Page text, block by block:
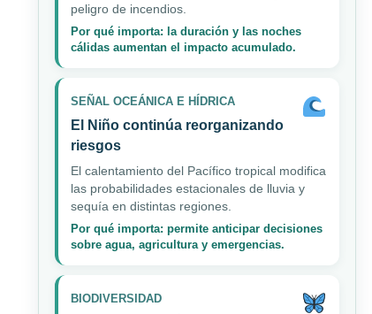
peligro de incendios.
Por qué importa: la duración y las noches
cálidas aumentan el impacto acumulado.
SEÑAL OCEÁNICA E HÍDRICA
El Niño continúa reorganizando
riesgos
El calentamiento del Pacífico tropical modifica
las probabilidades estacionales de lluvia y
sequía en distintas regiones.
Por qué importa: permite anticipar decisiones
sobre agua, agricultura y emergencias.
BIODIVERSIDAD